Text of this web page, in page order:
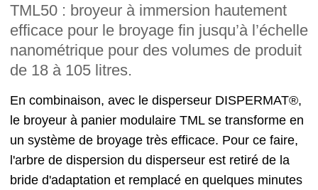
TML50 : broyeur à immersion hautement
efficace pour le broyage fin jusqu’à l’échelle
nanométrique pour des volumes de produit
de 18 à 105 litres.
En combinaison, avec le disperseur DISPERMAT®,
le broyeur à panier modulaire TML se transforme en
un système de broyage très efficace. Pour ce faire,
l'arbre de dispersion du disperseur est retiré de la
bride d'adaptation et remplacé en quelques minutes